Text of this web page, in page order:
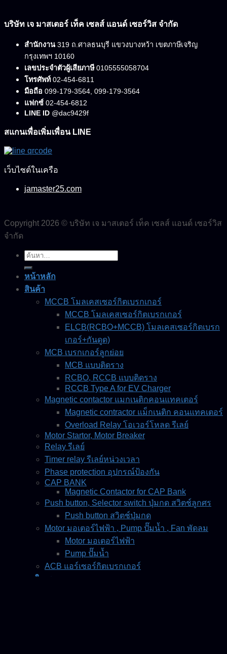
บริษัท เจ มาสเตอร์ เท็ค เซลส์ แอนด์ เซอร์วิส จำกัด
สำนักงาน 319 ถ.ศาลธนบุรี แขวงบางหว้า เขตภาษีเจริญ
กรุงเทพฯ 10160
เลขประจำตัวผู้เสียภาษี0105555058704
โทรศัพท์02-454-6811
มือถือ 099-179-3564, 099-179-3564
แฟกซ์ 02-454-6812
LINE ID @dac9429f
สแกนเพื่อเพิ่มเพื่อน LINE
เว็บไซต์ในเครือ
jamaster25.com
Copyright 2026 © บริษัท เจ มาสเตอร์ เท็ค เซลส์ แอนด์ เซอร์วิส
จำกัด
ค้นหา:
หน้าหลัก
สินค้า
MCCB โมลเคสเซอร์กิตเบรกเกอร์
MCCB โมลเคสเซอร์กิตเบรกเกอร์
ELCB(RCBO+MCCB) โมลเคสเซอร์กิตเบรก
เกอร์+กันดูด)
MCB เบรกเกอร์ลูกย่อย
MCB แบบติดราง
RCBO, RCCB แบบติดราง
RCCB Type A for EV Charger
Magnetic contactor แมกเนติกคอนแทคเตอร์
Magnetic contractor แม็กเนติก คอนแทคเตอร์
Overload Relay โอเวอร์โหลด รีเลย์
Motor Startor, Motor Breaker
Relay รีเลย์
Timer relay รีเลย์หน่วงเวลา
Phase protection อุปกรณ์ป้องกัน
CAP BANK
Magnetic Contactor for CAP Bank
Push button, Selector switch ปุ่มกด สวิตช์ลูกศร
Push button สวิตช์ปุ่มกด
Motor มอเตอร์ไฟฟ้า , Pump ปั๊มน้ำ , Fan พัดลม
Motor มอเตอร์ไฟฟ้า
Pump ปั๊มน้ำ
ACB แอร์เซอร์กิตเบรกเกอร์
ขอใบเสนอราคา